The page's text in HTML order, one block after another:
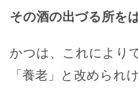
その酒の出づる所を
かつは、これにより
「養老」と改められけ